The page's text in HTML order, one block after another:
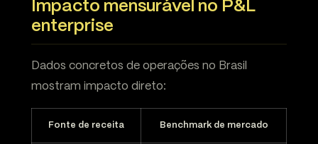
Impacto mensurável no P&L
enterprise
Dados concretos de operações no Brasil
mostram impacto direto:
Fonte de receita Benchmark de mercado